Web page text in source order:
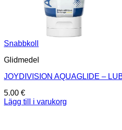
Snabbkoll
Glidmedel
JOYDIVISION AQUAGLIDE –
5.00 €
Lägg till i varukorg